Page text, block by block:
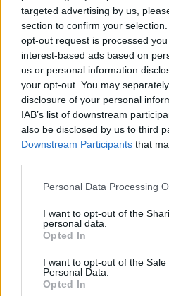
targeted advertising by us,
section to confirm your
opt-out request is processed
interest-based ads based on
us or personal information
your opt-out. You may
disclosure of your personal
IAB’s list of downstream
also be disclosed by us to third
Downstream Participants that
Please note that this website/
not limited to your visit or usage
grant or deny consent to
use your data for below
consent section.
Personal Data Processing
I want to opt-out of the
personal data.
Opted In
I want to opt-out of the Sale
Personal Data.
Opted In
σεισμό του 1966, όμως
αρχοντιά και κυρίως μια
καταπλήξει…
Τα μόνα παραδοσιακά
στο χωριό είναι μονάχα
Της Παναγίας στο λόφο
λεπτοδουλεμένο
χρονολογείται στο 1732,
της Αγίας Παρασκευής.
παλιές πετρόκτιστες
χρονολογούνται από την
και οι μεταγενέστερες
λίγο έξω από το κέντρο